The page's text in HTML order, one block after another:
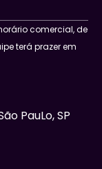
comercial, de
terá prazer em
PauLo, SP